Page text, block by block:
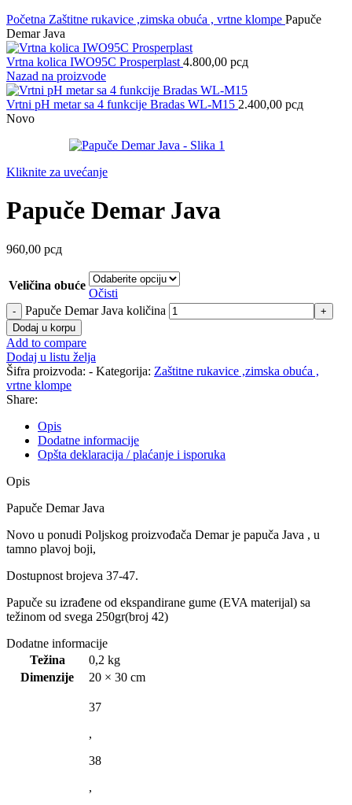
Početna Zaštitne rukavice ,zimska obuća , vrtne klompe Papuče
Demar Java
Vrtna kolica IWO95C Prosperplast 4.800,00 рсд
Nazad na proizvode
Vrtni pH metar sa 4 funkcije Bradas WL-M15 2.400,00 рсд
Novo
Kliknite za uvećanje
Papuče Demar Java
960,00 рсд
Veličina obuće
Očisti
Papuče Demar Java količina
Dodaj u korpu
Add to compare
Dodaj u listu želja
Šifra proizvoda: - Kategorija: Zaštitne rukavice ,zimska obuća ,
vrtne klompe
Share:
Opis
Dodatne informacije
Opšta deklaracija / plaćanje i isporuka
Opis
Papuče Demar Java
Novo u ponudi Poljskog proizvođača Demar je papuča Java , u
tamno plavoj boji,
Dostupnost brojeva 37-47.
Papuče su izrađene od ekspandirane gume (EVA materijal) sa
težinom od svega 250gr(broj 42)
Dodatne informacije
Težina
0,2 kg
Dimenzije
20 × 30 cm
37
,
38
,